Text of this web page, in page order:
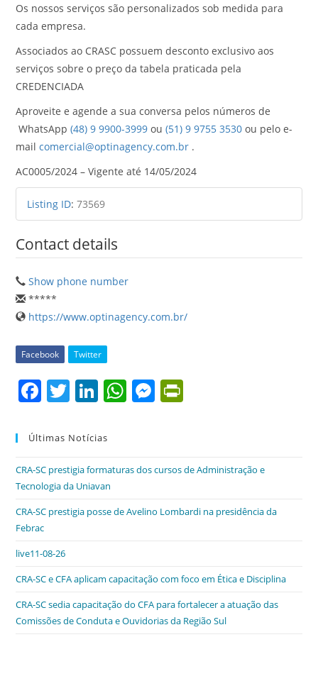
Os nossos serviços são personalizados sob medida para
cada empresa.
Associados ao CRASC possuem desconto exclusivo aos
serviços sobre o preço da tabela praticada pela
CREDENCIADA
Aproveite e agende a sua conversa pelos números de
WhatsApp(48) 9 9900-3999 ou (51) 9 9755 3530 ou pelo e-
mailcomercial@optinagency.com.br .
AC0005/2024 – Vigente até 14/05/2024
Listing ID:73569
Contact details
Show phone number
*****
https://www.optinagency.com.br/
Facebook Twitter
F
c
e
b
o
o
k
T
itt
er
Li
k
dI
n
W
A
p
M
n
g
ri
e
n
Últimas Notícias
CRA-SC prestigia formaturas dos cursos de Administração e
Tecnologia da Uniavan
CRA-SC prestigia posse de Avelino Lombardi na presidência da
Febrac
live11-08-26
CRA-SC e CFA aplicam capacitação com foco em Ética e Disciplina
CRA-SC sedia capacitação do CFA para fortalecer a atuação das
Comissões de Conduta e Ouvidorias da Região Sul